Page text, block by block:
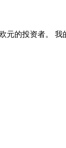
元的投资者。 我